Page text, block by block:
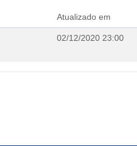
Atualizado em
02/12/2020 23:00